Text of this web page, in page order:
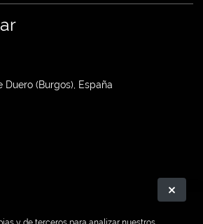
(Burgos), España